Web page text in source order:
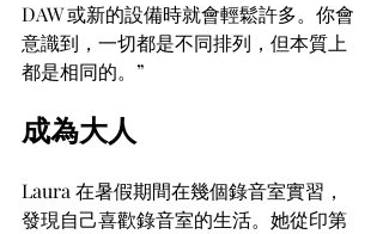
DAW 或新的設備時就會輕鬆許多。你會
意識到，一切都是不同排列，但本質上
都是相同的。”
成為大人
Laura 在暑假期間在幾個錄音室實習，
發現自己喜歡錄音室的生活。她從印第